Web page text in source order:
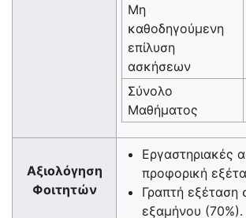
Μη
καθοδηγούμενη
επίλυση
ασκήσεων
Σύνολο
Μαθήματος
Αξιολόγηση
Φοιτητών
Εργαστηριακές
προφορική
Γραπτή εξέταση
εξαμήνου (70%).